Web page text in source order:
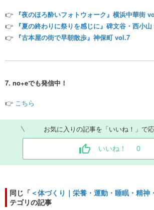
👉 『夜のほろ酔いフォトウォーク』横浜中華街
👉
『夏の終わりに祭りを感じに』碑文谷・西小
👉
『古本屋の街で早朝散歩』神保町 vol.7
7. no+eでも発信中！
👉 こちら
お気に入りの記事を「いいね！」で
いいね！ 0
同じ「＜体づくり｜栄養・運動・睡眠・精神
テゴリの記事